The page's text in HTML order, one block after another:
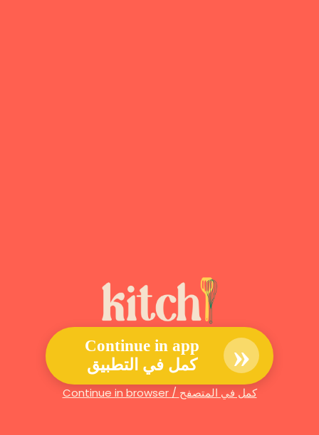
Continue in app
كمل في التطبيق
»
Continue in browser / كمل في المتصفح